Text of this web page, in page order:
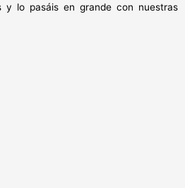
y lo pasáis en grande con nuestras